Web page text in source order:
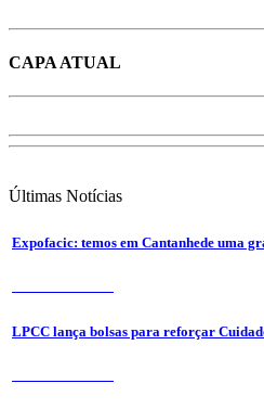
CAPA ATUAL
Últimas Notícias
Expofacic: temos em Cantanhede uma
LPCC lança bolsas para reforçar